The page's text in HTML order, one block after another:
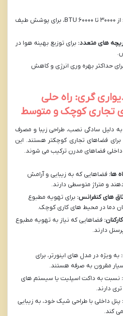
از ۳۰۰۰۰ تا ۶۰۰۰۰ BTU، برای پوشش طیف
های متعدد: برای توزیع بهینه هوا در
حداکثر بهره وری انرژی و کاهش
گری: راه حلی
تجاری کوچک و متوسط
به دلیل سادگی نصب، طراحی زیبا و مصرف
برای فضاهای تجاری کوچکتر هستند. این
داخلی فضاهای مدرن ترکیب می شوند.
ها: فضاهایی که به زیبایی و آرامش
و متراژ متوسطی دارند.
های کنفرانس: برای تهویه مطبوع
دما در محیط های کاری کوچک.
فضاهایی که نیاز به تهویه مطبوع
دارند.
به ویژه در مدل های اینورتر، برای
مقرون به صرفه هستند.
نسبت به داکت اسپلیت یا سیستم های
دارند.
پنل داخلی با طراحی شیک خود، به زیبایی
کند.